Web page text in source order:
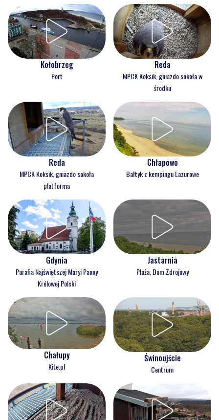
Kołobrzeg
Port
Reda
MPCK Koksik, gniazdo sokoła w
środku
Reda
MPCK Koksik, gniazdo sokoła
platforma
Chłapowo
Bałtyk z kempingu Lazurowe
Gdynia
Parafia Najświętszej Maryi Panny
Królowej Polski
Jastarnia
Plaża, Dom Zdrojowy
Chałupy
Kite.pl
Świnoujście
Centrum